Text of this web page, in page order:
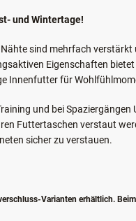
und Wintertage!
sind mehrfach verstärkt
Eigenschaften bietet
Innenfutter für
und bei
Futtertaschen verstaut
sicher zu verstauen.
Varianten erhältlich.